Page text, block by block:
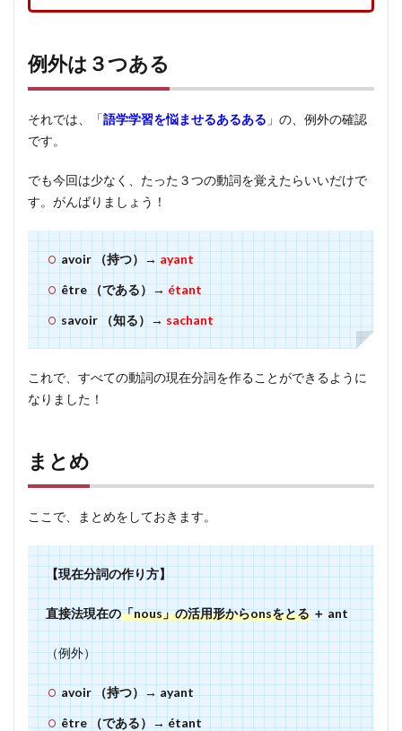
例外は３つある
それでは、「語学学習を悩ませるあるある 」の、例外の確認
です。
でも今回は少なく、たった３つの動詞を覚えたらいいだけで
す。がんばりましょう！
avoir （持つ）→ayant
être （である）→étant
savoir （知る）→sachant
これで、すべての動詞の現在分詞を作ることができるように
なりました！
まとめ
ここで、まとめをしておきます。
【現在分詞の作り方】
直接法現在の「nous」の活用形からonsをとる＋ ant
（例外）
avoir （持つ）→ ayant
être （である）→ étant